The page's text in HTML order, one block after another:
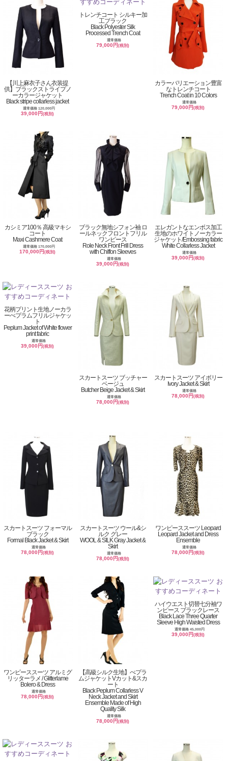
【川上麻衣子さん衣装提
供】ブラックストライプノ
ーカラージャケット
Black stripe collarless jacket
通常価格 120,000円
39,000円(税別)
トレンチコート シルキー加
工ブラック
Black Polyester Silk
Processed Trench Coat
通常価格
79,000円(税別)
カラーバリエーション豊富
なトレンチコート
Trench Coat in 10 Colors
通常価格
79,000円(税別)
カシミア100％ 高級マキシ
コート
Maxi Cashmere Coat
通常価格 170,000円
170,000円(税別)
ブラック無地シフォン袖 ロ
ールネックフロントフリル
ワンピース
Role Neck Front Frill Dress
with Chiffon Sleeves
通常価格
39,000円(税別)
エレガントなエンボス加工
生地のホワイトノーカラー
ジャケット/Embossing fabric
White Collarless Jacket
通常価格
39,000円(税別)
花柄プリント生地ノーカラ
ーぺプラムフリルジャケッ
ト
Peplum Jacket of White flower
print fabric
通常価格
39,000円(税別)
スカートスーツ ブッチャー
ベージュ
Butcher Beige Jacket & Skirt
通常価格
78,000円(税別)
スカートスーツ アイボリー
Ivory Jacket & Skirt
通常価格
78,000円(税別)
スカートスーツ フォーマル
ブラック
Formal Black Jacket & Skirt
通常価格
78,000円(税別)
スカートスーツ ウール&シ
ルク グレー
WOOL & SILK Gray Jacket &
Skirt
通常価格
78,000円(税別)
ワンピーススーツ Leopard
Leopard Jacket and Dress
Ensemble
通常価格
78,000円(税別)
ワンピーススーツ アルミグ
リッターラメ / Glitterlame
Bolero & Dress
通常価格
78,000円(税別)
【高級シルク生地】ぺプラ
ムジャケットVカット&スカ
ート
Black Peplum Collarless V
Neck Jacket and Skirt
Ensemble Made of High
Quality Silk
通常価格
78,000円(税別)
ハイウエスト切替七分袖ワ
ンピース ブラックレース
Black Lace Three Quarter
Sleeve High Waisted Dress
通常価格 45,000円
39,000円(税別)